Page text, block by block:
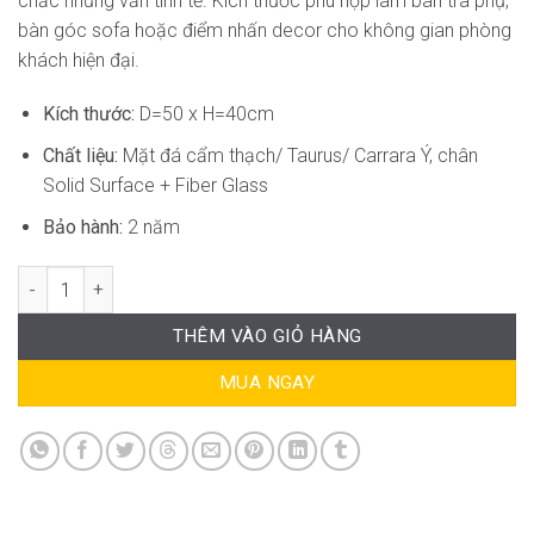
bàn góc sofa hoặc điểm nhấn decor cho không gian phòng
khách hiện đại.
Kích thước: D=50 x H=40cm
Chất liệu: Mặt đá cẩm thạch/ Taurus/ Carrara Ý, chân
Solid Surface + Fiber Glass
Bảo hành: 2 năm
Bàn Trà Sofa Mặt Đá Tròn DONS-TB01B số lượng
THÊM VÀO GIỎ HÀNG
MUA NGAY